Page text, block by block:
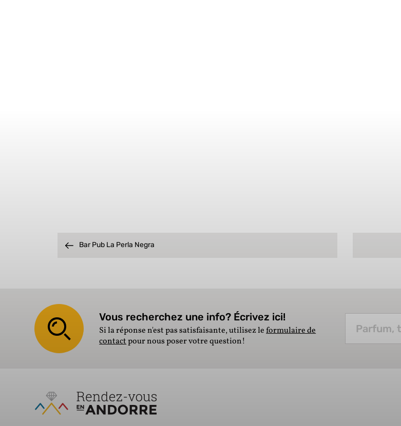
Bar Pub La Perla Negra
Vous recherchez une info? Écrivez ici!
Si la réponse n'est pas satisfaisante, utilisez leformulaire de
contactpour nous poser votre question!